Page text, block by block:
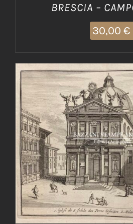
BRESCIA –
30,00 €
AGGIUNGI AL CARRELLO